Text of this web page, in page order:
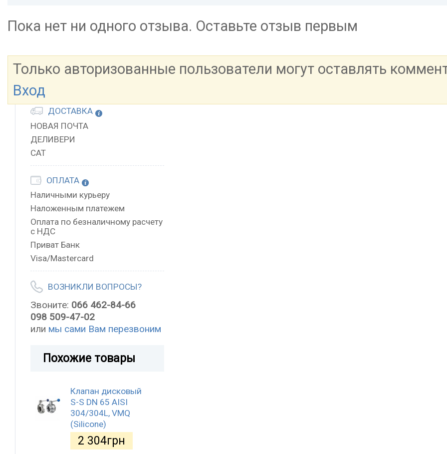
Пока нет ни одного отзыва. Оставьте отзыв первым
Только авторизованные пользователи могут оставлять
Вход
ДОСТАВКА
НОВАЯ ПОЧТА
ДЕЛИВЕРИ
САТ
ОПЛАТА
Наличными курьеру
Наложенным платежем
Оплата по безналичному расчету
с НДС
Приват Банк
Visa/Mastercard
ВОЗНИКЛИ ВОПРОСЫ?
Звоните: 066 462-84-66
098 509-47-02
или мы сами Вам перезвоним
Похожие товары
Клапан дисковый
S-S DN 65 AISI
304/304L, VMQ
(Silicone)
2 304грн